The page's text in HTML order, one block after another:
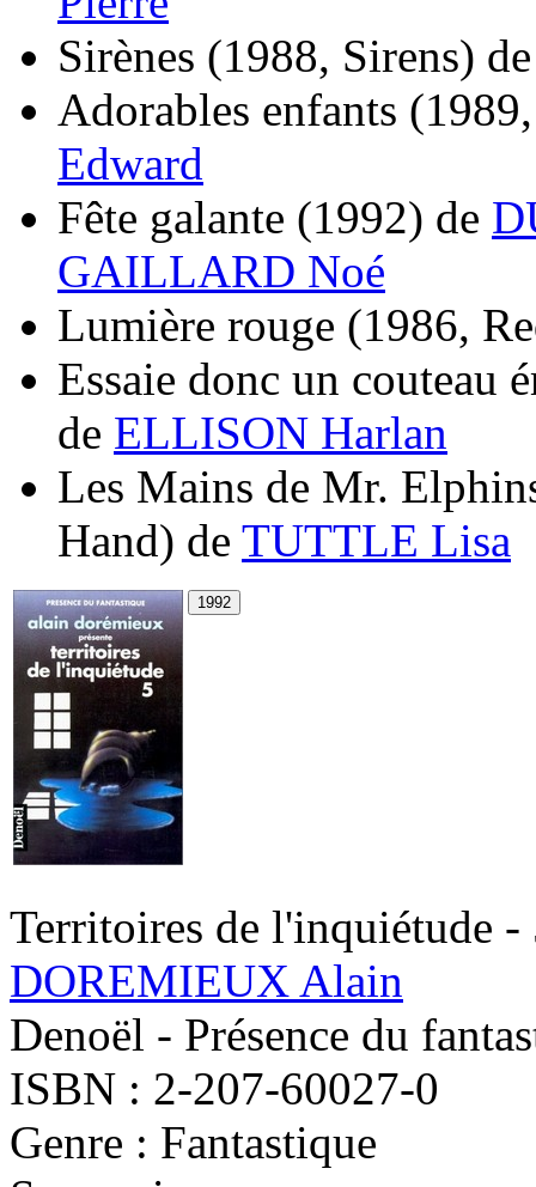
Sirènes (1988, Sirens)
Adorables enfants
Edward
Fête galante (1992) de
GAILLARD Noé
Lumière rouge (1986,
Essaie donc un couteau
de ELLISON Harlan
Les Mains de Mr.
Hand) de TUTTLE Lisa
Territoires de l'inquiétude -
DOREMIEUX Alain
Denoël - Présence du
ISBN : 2-207-60027-0
Genre : Fantastique